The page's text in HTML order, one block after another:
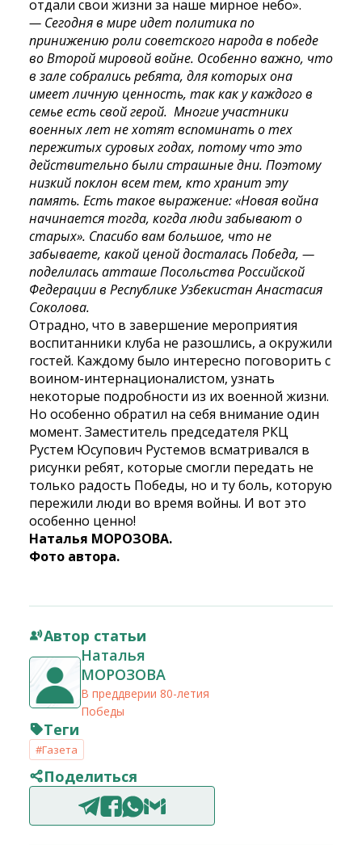
отдали свои жизни за наше мирное небо».
— Сегодня в мире идет политика по
принижению роли советского народа в победе
во Второй мировой войне. Особенно важно, что
в зале собрались ребята, для которых она
имеет личную ценность, так как у каждого в
семье есть свой герой. Многие участники
военных лет не хотят вспоминать о тех
пережитых суровых годах, потому что это
действительно были страшные дни. Поэтому
низкий поклон всем тем, кто хранит эту
память. Есть такое выражение: «Новая война
начинается тогда, когда люди забывают о
старых». Спасибо вам большое, что не
забываете, какой ценой досталась Победа, —
поделилась атташе Посольства Российской
Федерации в Республике Узбекистан Анастасия
Соколова.
Отрадно, что в завершение мероприятия
воспитанники клуба не разошлись, а окружили
гостей. Каждому было интересно поговорить с
воином-интернационалистом, узнать
некоторые подробности из их военной жизни.
Но особенно обратил на себя внимание один
момент. Заместитель председателя РКЦ
Рустем Юсупович Рустемов всматривался в
рисунки ребят, которые смогли передать не
только радость Победы, но и ту боль, которую
пережили люди во время войны. И вот это
особенно ценно!
Наталья МОРОЗОВА.
Фото автора.
Автор статьи
Наталья
МОРОЗОВА
В преддверии 80-летия
Победы
Теги
#Газета
Поделиться